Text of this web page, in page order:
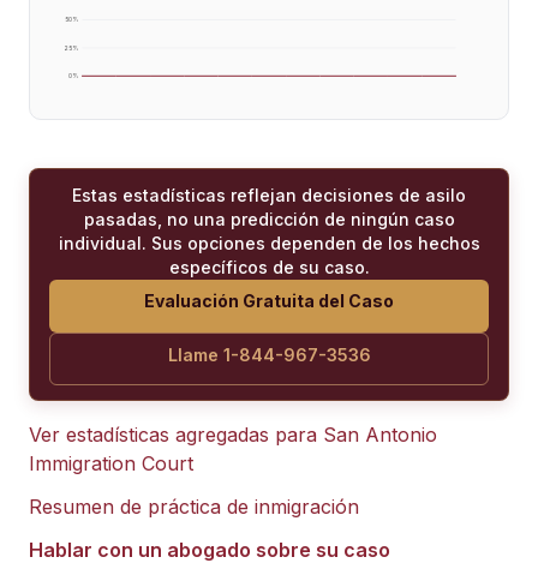
0%
25%
50%
Estas estadísticas reflejan decisiones de asilo
pasadas, no una predicción de ningún caso
individual. Sus opciones dependen de los hechos
específicos de su caso.
Evaluación Gratuita del Caso
Llame 1-844-967-3536
Ver estadísticas agregadas para San Antonio
Immigration Court
Resumen de práctica de inmigración
Hablar con un abogado sobre su caso